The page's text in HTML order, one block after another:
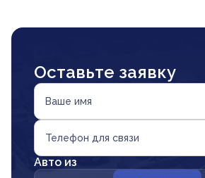
Оставьте заявку
Ваше имя
Телефон для связи
Авто из